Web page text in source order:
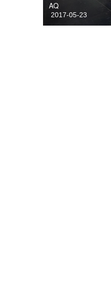
AQ
2017-05-23